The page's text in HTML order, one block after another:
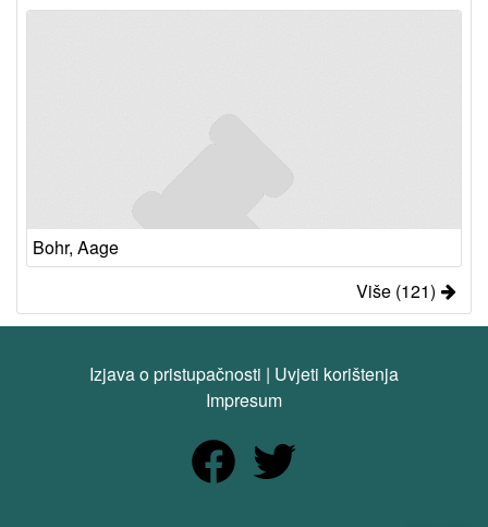
Bohr, Aage
Više (121)
Izjava o pristupačnosti | Uvjeti korištenja
Impresum